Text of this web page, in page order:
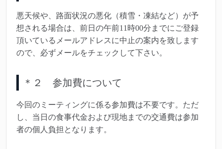
悪天候や、路面状況の悪化（積雪・凍結など）が予
想される場合は、前日の午前11時00分までにご登録
頂いているメールアドレスに中止の案内を致します
ので、必ずメールをチェックして下さい。
＊２ 参加費について
今回のミーティングに係る参加費は不要です。ただ
し、当日の食事代金および現地までの交通費は参加
者の個人負担となります。